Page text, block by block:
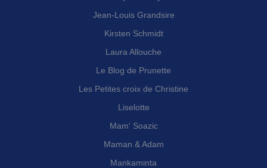
Jean-Louis Grandsire
Kirsten Schmidt
Laura Allouche
Le Blog de Prunette
Les Petites croix de Christine
Liselotte
Mam' Soazic
Maman & Adam
Mankaminta